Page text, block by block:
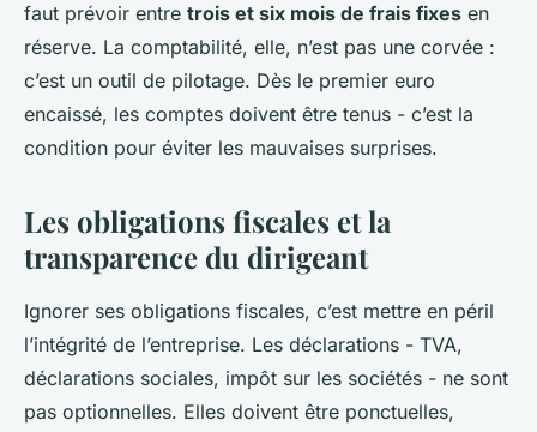
faut prévoir entre trois et six mois de frais fixes en
réserve. La comptabilité, elle, n’est pas une corvée :
c’est un outil de pilotage. Dès le premier euro
encaissé, les comptes doivent être tenus - c’est la
condition pour éviter les mauvaises surprises.
Les obligations fiscales et la
transparence du dirigeant
Ignorer ses obligations fiscales, c’est mettre en péril
l’intégrité de l’entreprise. Les déclarations - TVA,
déclarations sociales, impôt sur les sociétés - ne sont
pas optionnelles. Elles doivent être ponctuelles,